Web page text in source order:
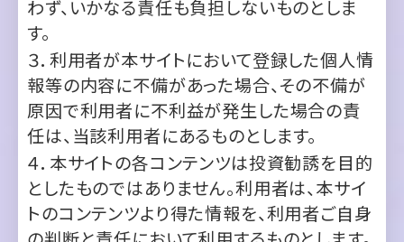
報等の内容に不備があった場合、その不備が
原因で利用者に不利益が発生した場合の責
任は、当該利用者にあるものとします。
４．本サイトの各コンテンツは投資勧誘を目的
としたものではありません。利用者は、本サイ
トのコンテンツより得た情報を、利用者ご自身
の判断と責任において利用するものとします。
特に、会社情報、株式及び証券情報、投資情報
等に関連する本コンテンツをご利用いただく
場合には、本条に記載された内容を再度ご熟